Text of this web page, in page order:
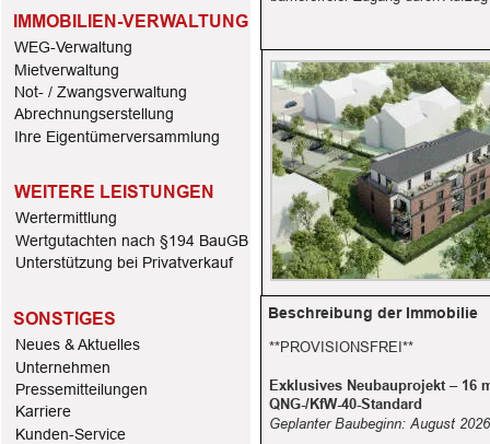
IMMOBILIEN-VERWALTUNG
WEG-Verwaltung
Mietverwaltung
Not- / Zwangsverwaltung
Abrechnungserstellung
Ihre Eigentümerversammlung
WEITERE LEISTUNGEN
Wertermittlung
Wertgutachten nach §194 BauGB
Unterstützung bei Privatverkauf
SONSTIGES
Neues & Aktuelles
Unternehmen
Pressemitteilungen
Karriere
Kunden-Service
Beschreibung der Immobilie
**PROVISIONSFREI**
Exklusives Neubauprojekt – 16
QNG-/KfW-40-Standard
Geplanter Baubeginn: August